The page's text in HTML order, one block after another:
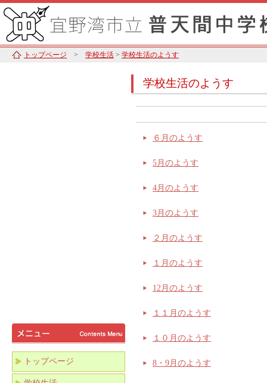
トップページ > 学校生活 > 学校生活のようす
学校生活のようす
６月のようす
5月のようす
4月のようす
3月のようす
２月のようす
１月のようす
12月のようす
１１月のようす
１０月のようす
8・9月のようす
トップページ